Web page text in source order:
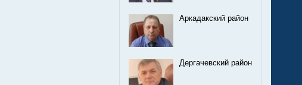
Аркадакский район
Дергачевский район